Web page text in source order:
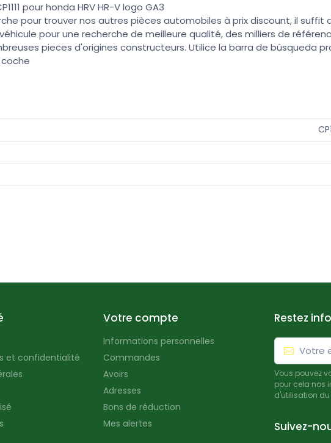
pour honda HRV HR-V logo GA3
pour trouver nos autres pièces automobiles à prix discount, il suffit
pour une recherche de meilleure qualité, des milliers de
pieces d'origines constructeurs. Utilice la barra de búsqueda
et confidentialité
Votre compte
Informations personnelles
Commandes
Avoirs
Adresses
Bons de réduction
Mes alertes
Restez
Vous pouvez
pour cela nos
d'utilisation du
Suivez-